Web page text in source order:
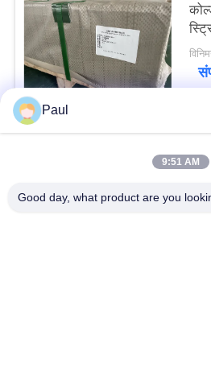
लोकप्रिय श्रेणियां
मार्टेंसिटिक स्टेनलेस स्टील
Paul
9:51 AM
Good day, what product are you